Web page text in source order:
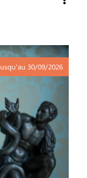
30/09/2026